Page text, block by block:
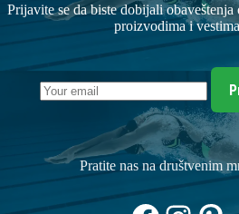
Prijavite se da biste dobijali
proizvodima i
Pratite nas na društvenim